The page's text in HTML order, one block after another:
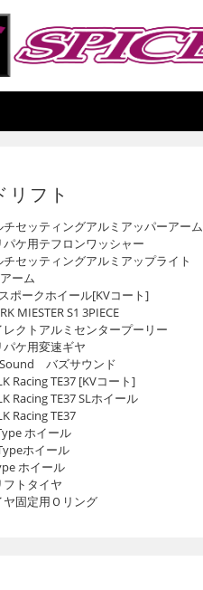
リフト
チセッティングアルミアッパーアーム
パケ用テフロンワッシャー
チセッティングアルミアップライト
ーム
ポークホイール[KVコート]
MIESTER S1 3PIECE
レクトアルミセンタープーリー
パケ用変速ギヤ
バズサウンド
Racing TE37 [KVコート]
Racing TE37 SLホイール
Racing TE37
ホイール
ホイール
ホイール
フトタイヤ
ヤ固定用Ｏリング